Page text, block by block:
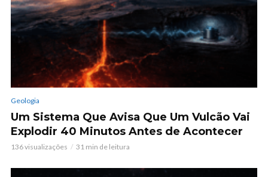
Geologia
Um Sistema Que Avisa Que Um Vulcão Vai
Explodir 40 Minutos Antes de Acontecer
136 visualizações 31 min de leitura